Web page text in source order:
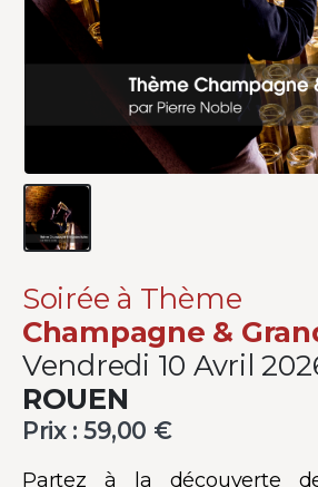
Soirée à Thème
Champagne &
Vendredi 10 Avril
ROUEN
Prix :59,00 €
Partez à la découverte